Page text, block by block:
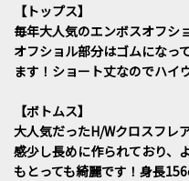
【トップス】
毎年大人気のエンボスオフシ
オフショル部分はゴムになっ
ます！ショート丈なのでハイ
【ボトムス】
大人気だったH/Wクロスフレ
感少し長めに作られており、
もとっても綺麗です！身長